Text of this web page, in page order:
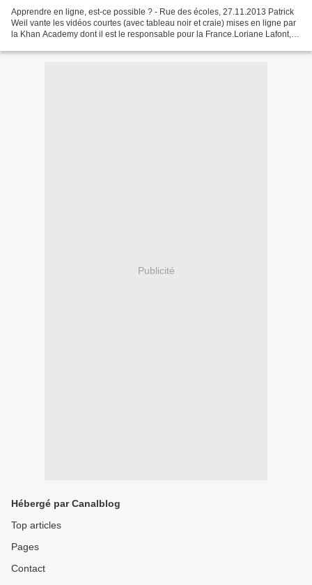
Apprendre en ligne, est-ce possible ? - Rue des écoles, 27.11.2013 Patrick
Weil vante les vidéos courtes (avec tableau noir et craie) mises en ligne par
la Khan Academy dont il est le responsable pour la France.Loriane Lafont,
Publicité
Hébergé par Canalblog
Top articles
Pages
Contact